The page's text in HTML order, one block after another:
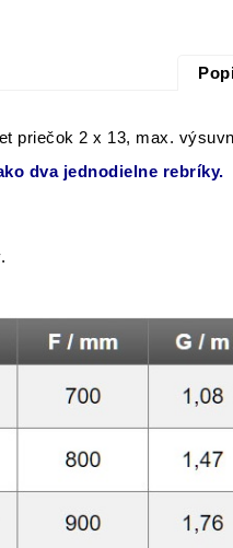
priečok 2 x 13, max.
dva jednodielne rebríky.